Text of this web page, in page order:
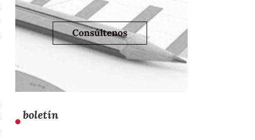
boletín